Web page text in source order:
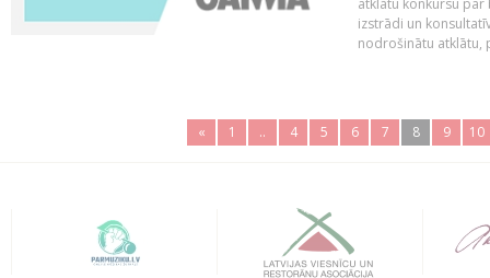
izstrādi un
nodrošinātu atklātu,
« 1 .. 4 5 6 7 8 9 10